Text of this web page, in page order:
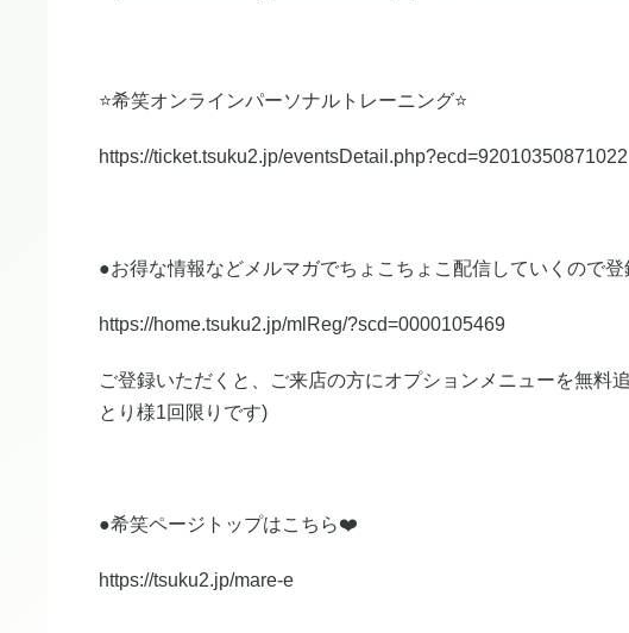
⭐️希笑オンラインパーソナルトレーニング⭐️
https://ticket.tsuku2.jp/eventsDetail.php?ecd=92010350871022
●お得な情報などメルマガでちょこちょこ配信していくので
https://home.tsuku2.jp/mlReg/?scd=0000105469
ご登録いただくと、ご来店の方にオプションメニューを無
とり様1回限りです)
●希笑ページトップはこちら❤️
https://tsuku2.jp/mare-e